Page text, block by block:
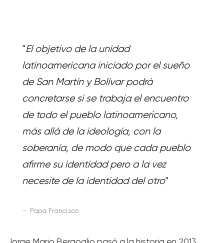
“El objetivo de la unidad
latinoamericana iniciado por el sueño
de San Martín y Bolívar podrá
concretarse si se trabaja el encuentro
de todo el pueblo latinoamericano,
más allá de la ideología, con la
soberanía, de modo que cada pueblo
afirme su identidad pero a la vez
necesite de la identidad del otro“
Papa Francisco